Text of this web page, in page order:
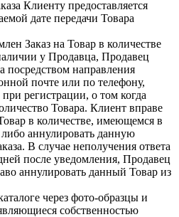
Клиенту предоставляется
дате передачи Товара
Заказ на Товар в количестве
у Продавца, Продавец
посредством направления
почте или по телефону,
регистрации, о том когда
Товара. Клиент вправе
в количестве, имеющемся в
аннулировать данную
В случае неполучения ответа
после уведомления, Продавец
аннулировать данный Товар из
через фото-образцы и
собственностью